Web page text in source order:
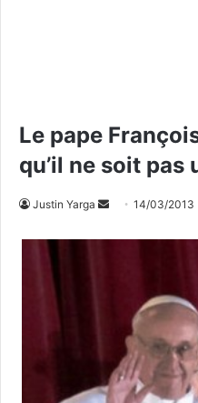
Le pape
qu’il ne soit pas
Justin Yarga
n
14/03/2013